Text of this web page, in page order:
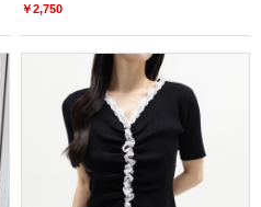
￥2,750